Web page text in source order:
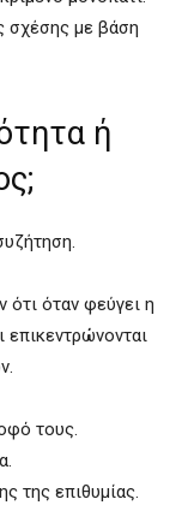
σχέσης με βάση
ή
ότι όταν φεύγει η
τους.
της επιθυμίας.